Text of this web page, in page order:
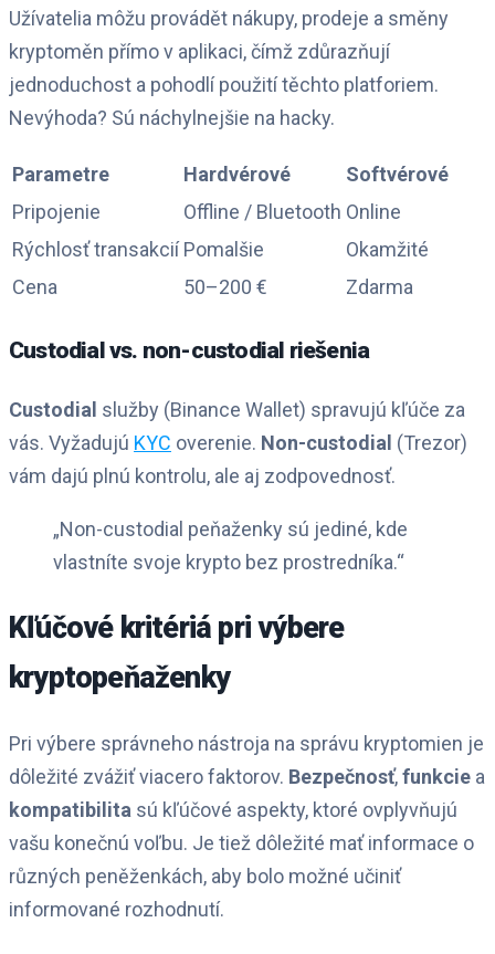
Užívatelia môžu provádět nákupy, prodeje a směny
kryptoměn přímo v aplikaci, čímž zdůrazňují
jednoduchost a pohodlí použití těchto platforiem.
Nevýhoda? Sú náchylnejšie na hacky.
Parametre Hardvérové
Softvérové
Pripojenie
Offline / Bluetooth Online
Rýchlosť transakcií Pomalšie
Okamžité
Cena
50–200 € Zdarma
Custodial vs. non-custodial riešenia
Custodial služby (Binance Wallet) spravujú kľúče za
vás. Vyžadujú KYC overenie. Non-custodial (Trezor)
vám dajú plnú kontrolu, ale aj zodpovednosť.
„Non-custodial peňaženky sú jediné, kde
vlastníte svoje krypto bez prostredníka.“
Kľúčové kritériá pri výbere
kryptopeňaženky
Pri výbere správneho nástroja na správu kryptomien je
dôležité zvážiť viacero faktorov. Bezpečnosť,funkcie a
kompatibilita sú kľúčové aspekty, ktoré ovplyvňujú
vašu konečnú voľbu. Je tiež dôležité mať informace o
různých peněženkách, aby bolo možné učiniť
informované rozhodnutí.